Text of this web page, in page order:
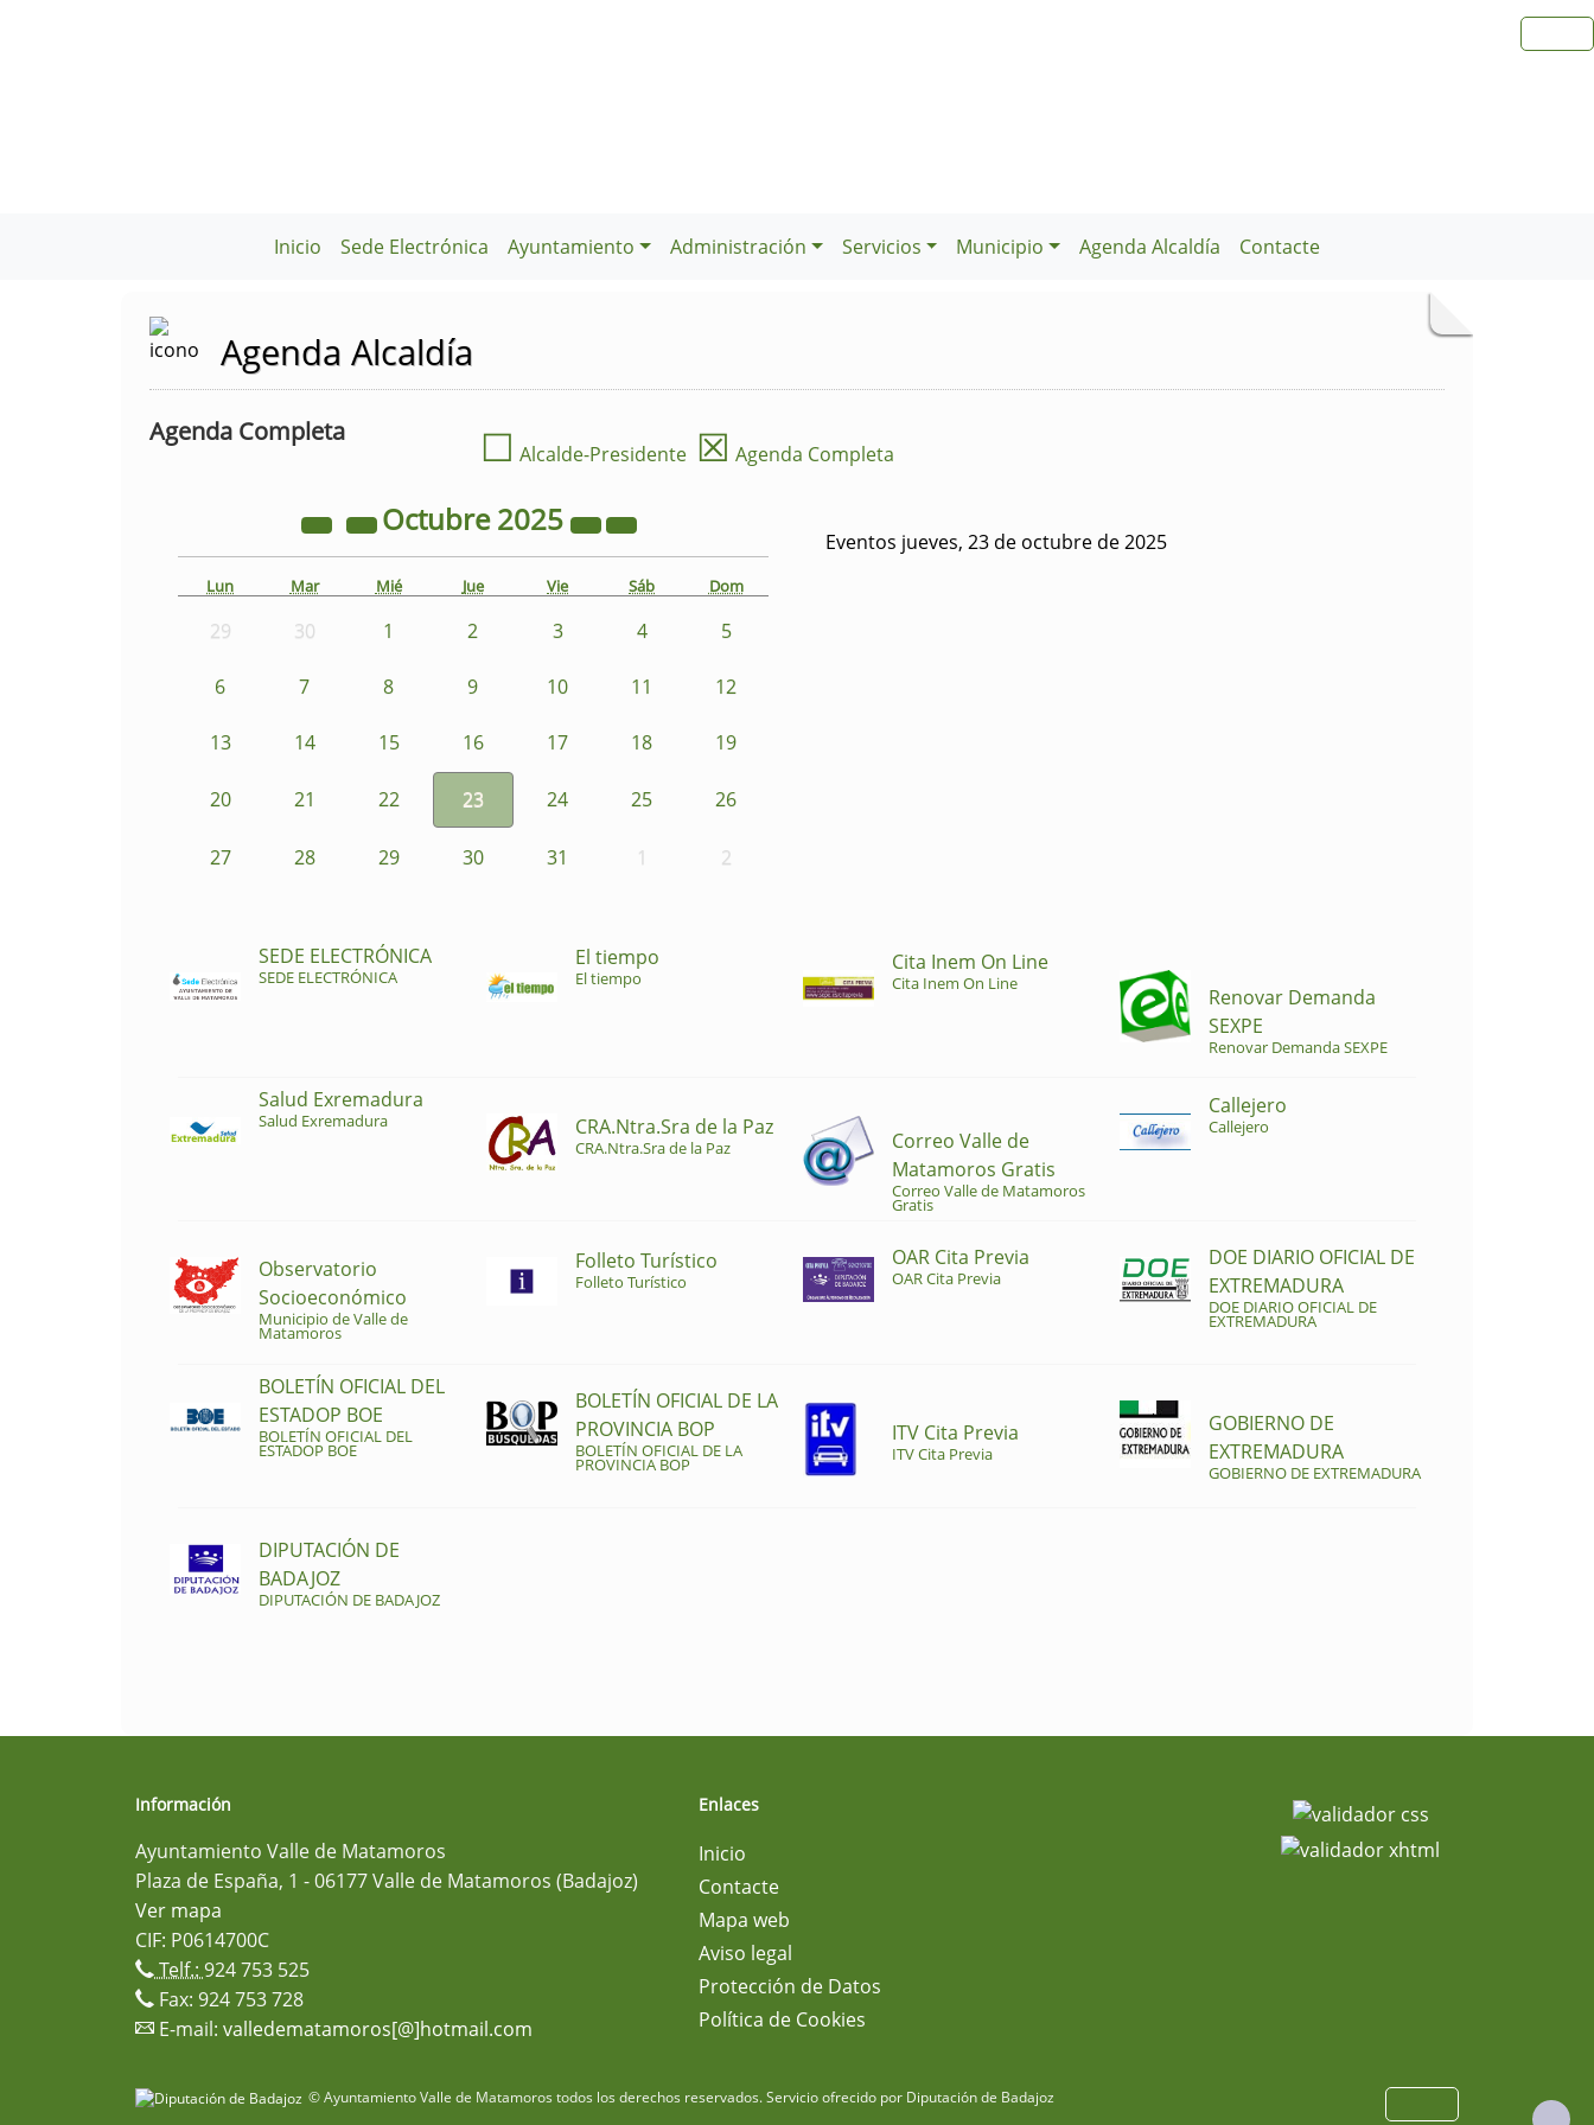
Inicio Sede Electrónica Ayuntamiento Administración Servicios Municipio Agenda Alcaldía Contacte
Agenda Alcaldía
Agenda Completa ☐ Alcalde-Presidente ☒ Agenda Completa
Octubre2025
Lun Mar Mié Jue Vie Sáb Dom
29 30 1 2 3 4 5
6 7 8 9 10 11 12
13 14 15 16 17 18 19
20 21 22 23 24 25 26
27 28 29 30 31 1 2
Eventos jueves, 23 de octubre de 2025
SEDE ELECTRÓNICA
SEDE ELECTRÓNICA
El tiempo
El tiempo
Cita Inem On Line
Cita Inem On Line
Renovar Demanda
SEXPE
Renovar Demanda SEXPE
Salud Exremadura
Salud Exremadura CRA.Ntra.Sra de la Paz
CRA.Ntra.Sra de la Paz
Correo Valle de
Matamoros Gratis
Correo Valle de Matamoros
Gratis
Callejero
Callejero
Observatorio
Socioeconómico
Municipio de Valle de
Matamoros
Folleto Turístico
Folleto Turístico
OAR Cita Previa
OAR Cita Previa
DOE DIARIO OFICIAL DE
EXTREMADURA
DOE DIARIO OFICIAL DE
EXTREMADURA
BOLETÍN OFICIAL DEL
ESTADOP BOE
BOLETÍN OFICIAL DEL
ESTADOP BOE
BOLETÍN OFICIAL DE LA
PROVINCIA BOP
BOLETÍN OFICIAL DE LA
PROVINCIA BOP
ITV Cita Previa
ITV Cita Previa
GOBIERNO DE
EXTREMADURA
GOBIERNO DE EXTREMADURA
DIPUTACIÓN DE
BADAJOZ
DIPUTACIÓN DE BADAJOZ
Información
Ayuntamiento Valle de Matamoros
Plaza de España, 1 - 06177 Valle de Matamoros (Badajoz)
Ver mapa
CIF: P0614700C
Telf.:924 753 525
Fax: 924 753 728
E-mail: valledematamoros[@]hotmail.com
Enlaces
Inicio
Contacte
Mapa web
Aviso legal
Protección de Datos
Política de Cookies
© Ayuntamiento Valle de Matamoros todos los derechos reservados.Servicio ofrecido por Diputación de Badajoz